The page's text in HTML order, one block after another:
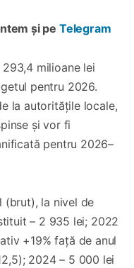
și pe Telegram
milioane lei
pentru 2026.
la autoritățile locale,
și vor fi
pentru 2026–
(brut), la nivel de
– 2 935 lei; 2022
+19% față de anul
2024 – 5 000 lei